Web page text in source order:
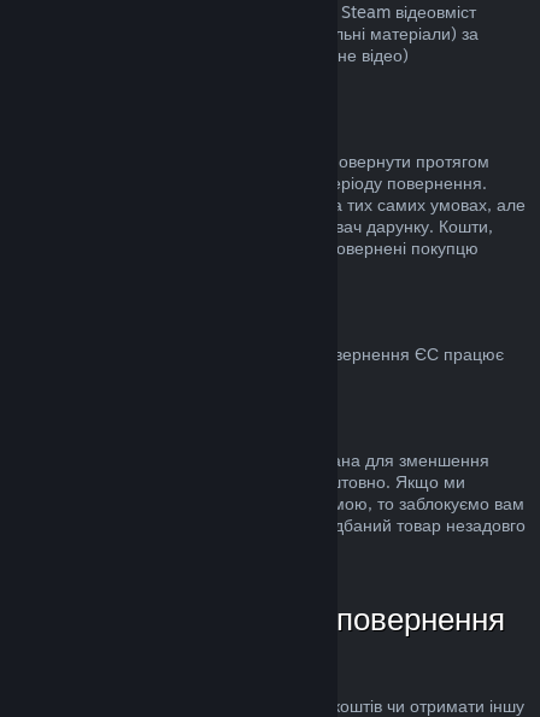
Ми не повертаємо кошти за придбаний у Steam відеовміст
(фільми, кліпи, серіали, епізоди та навчальні матеріали) за
винятком, коли відео є частиною іншого (не відео)
Кошти за невикористані дарунки можна повернути протягом
стандартного 14-денного/2-годинного періоду повернення.
Використані дарунки можна повернути на тих самих умовах, але
ініціатором повернення має бути отримувач дарунку. Кошти,
використані для купівлі дарунку, будуть повернені покупцю
Для пояснення, яким чином право на повернення ЄС працює
Можливість повернення коштів була додана для зменшення
ризиків, а не як спосіб грати в ігри безкоштовно. Якщо ми
помітимо, що ви зловживаєте цією системою, то заблокуємо вам
доступ до неї. Повернення коштів за придбаний товар незадовго
Як надіслати запит на повернення
Ви можете подати запит на повернення коштів чи отримати іншу